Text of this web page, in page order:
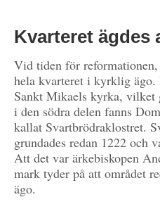
Kvarteret ägdes
Vid tiden för
hela kvarteret i kyrklig ägo.
Sankt Mikaels kyrka, vilket
i den södra delen fanns
kallat Svartbrödraklostret.
grundades redan 1222 och
Att det var ärkebiskopen
mark tyder på att området
ägo.